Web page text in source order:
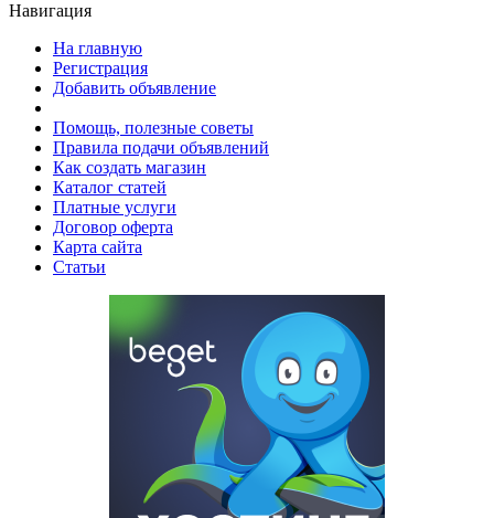
Навигация
На главную
Регистрация
Добавить объявление
Помощь, полезные советы
Правила подачи объявлений
Как создать магазин
Каталог статей
Платные услуги
Договор оферта
Карта сайта
Статьи